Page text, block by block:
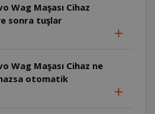
Wag Maşası Cihaz
sonra tuşlar
Wag Maşası Cihaz ne
otomatik